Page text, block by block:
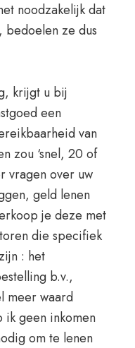
noodzakelijk dat
bedoelen ze dus
krijgt u bij
een
van
zou ‘snel, 20 of
vragen over uw
geld lenen
je deze met
die specifiek
: het
b.v.,
meer waard
ik geen inkomen
om te lenen